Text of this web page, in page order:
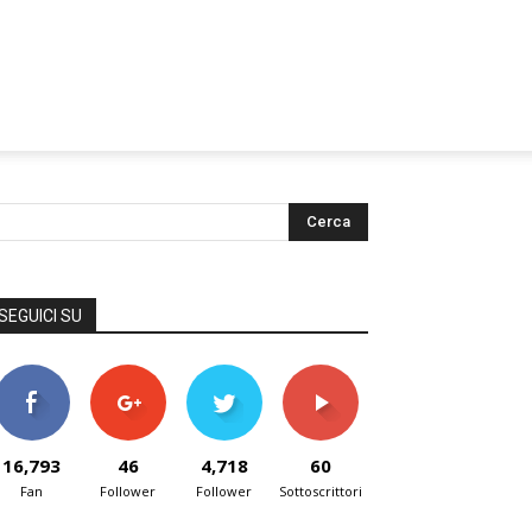
SU
16,793
Fan
46
Follower
4,718
Follower
60
Sottoscrittori